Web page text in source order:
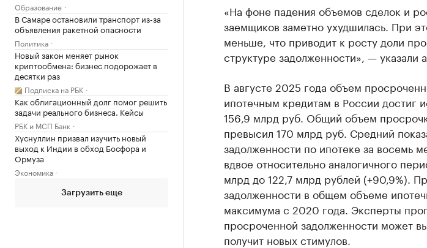
Образование
В Самаре остановили транспорт из-за
объявления ракетной опасности
Политика
Новый закон меняет рынок
криптообмена: бизнес подорожает в
десятки раз
Подписка на РБК
Как облигационный долг помог решить
задачи реального бизнеса. Кейсы
РБК и МСП Банк
Хуснуллин призвал изучить новый
выход к Индии в обход Босфора и
Ормуза
Экономика
Загрузить еще
«На фоне падения объемов сделок и
заемщиков заметно ухудшилась. При
меньше, что приводит к росту доли
структуре задолженности», — указали
В августе 2025 года объем
ипотечным кредитам в России достиг
156,9 млрд руб. Общий объем
превысил 170 млрд руб. Средний
задолженности по ипотеке за восемь
вдвое относительно аналогичного
млрд до 122,7 млрд рублей (+90,9%).
задолженности в общем объеме
максимума с 2020 года. Эксперты
просроченной задолженности может
получит новых стимулов.